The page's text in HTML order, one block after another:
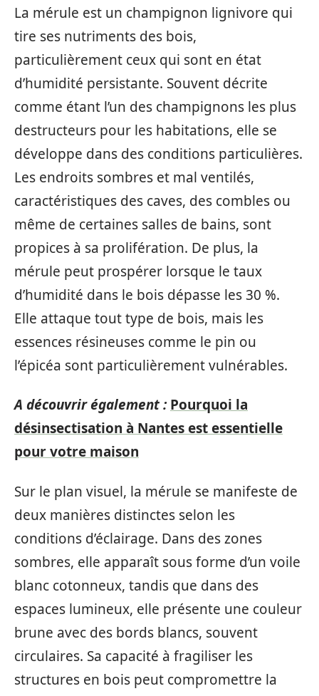
La mérule est un champignon lignivore qui
tire ses nutriments des bois,
particulièrement ceux qui sont en état
d’humidité persistante. Souvent décrite
comme étant l’un des champignons les plus
destructeurs pour les habitations, elle se
développe dans des conditions particulières.
Les endroits sombres et mal ventilés,
caractéristiques des caves, des combles ou
même de certaines salles de bains, sont
propices à sa prolifération. De plus, la
mérule peut prospérer lorsque le taux
d’humidité dans le bois dépasse les 30 %.
Elle attaque tout type de bois, mais les
essences résineuses comme le pin ou
l’épicéa sont particulièrement vulnérables.
A découvrir également : Pourquoi la
désinsectisation à Nantes est essentielle
pour votre maison
Sur le plan visuel, la mérule se manifeste de
deux manières distinctes selon les
conditions d’éclairage. Dans des zones
sombres, elle apparaît sous forme d’un voile
blanc cotonneux, tandis que dans des
espaces lumineux, elle présente une couleur
brune avec des bords blancs, souvent
circulaires. Sa capacité à fragiliser les
structures en bois peut compromettre la